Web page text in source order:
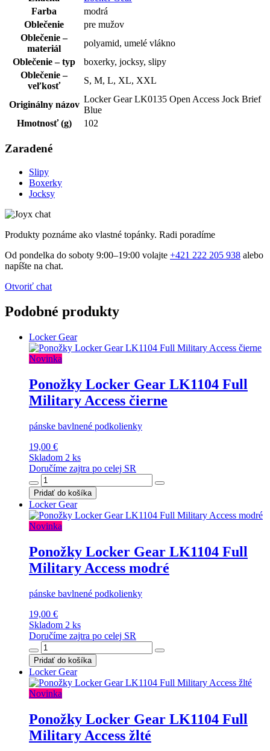
Farba
modrá
Oblečenie
pre mužov
Oblečenie –
materiál
polyamid, umelé vlákno
Oblečenie – typ
boxerky, jocksy, slipy
Oblečenie –
veľkosť
S, M, L, XL, XXL
Originálny názov
Locker Gear LK0135 Open Access Jock Brief
Blue
Hmotnosť (g)
102
Zaradené
Slipy
Boxerky
Jocksy
Produkty poznáme ako vlastné topánky. Radi poradíme
Od pondelka do soboty 9:00–19:00 volajte +421 222 205 938 alebo
napíšte na chat.
Otvoriť chat
Podobné produkty
Locker Gear
Novinka
Ponožky Locker Gear LK1104 Full
Military Access čierne
pánske bavlnené podkolienky
19,00 €
Skladom 2 ks
Doručíme zajtra po celej SR
Pridať do košíka
Locker Gear
Novinka
Ponožky Locker Gear LK1104 Full
Military Access modré
pánske bavlnené podkolienky
19,00 €
Skladom 2 ks
Doručíme zajtra po celej SR
Pridať do košíka
Locker Gear
Novinka
Ponožky Locker Gear LK1104 Full
Military Access žlté